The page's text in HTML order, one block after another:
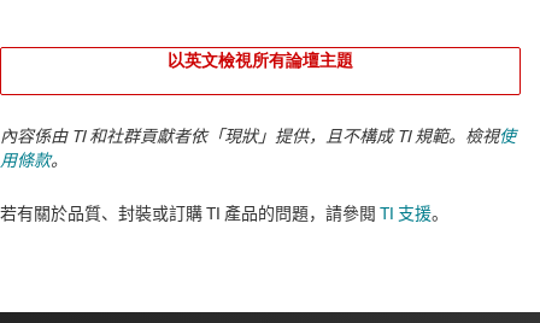
以英文檢視所有論壇主題
內容係由 TI 和社群貢獻者依「現狀」提供，且不構成 TI 規範。檢視使
用條款。
若有關於品質、封裝或訂購 TI 產品的問題，請參閱 TI 支援。​​​​​​​​​​​​​​